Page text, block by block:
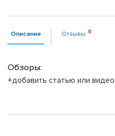
Описание Отзывы
Обзоры:
+добавить статью или видео